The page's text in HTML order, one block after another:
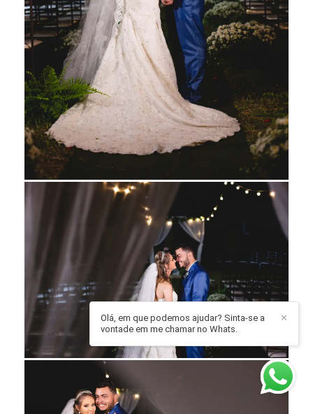
✕
Olá, em que podemos ajudar? Sinta-se a
vontade em me chamar no Whats.